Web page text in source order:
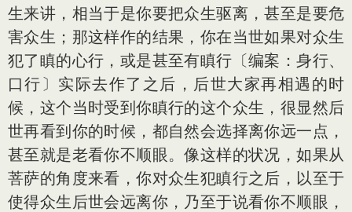
生来讲，相当于是你要把众生驱离，甚至是要危
害众生；那这样作的结果，你在当世如果对众生
犯了瞋的心行，或是甚至有瞋行〔编案：身行、
口行〕实际去作了之后，后世大家再相遇的时
候，这个当时受到你瞋行的这个众生，很显然后
世再看到你的时候，都自然会选择离你远一点，
甚至就是老看你不顺眼。像这样的状况，如果从
菩萨的角度来看，你对众生犯瞋行之后，以至于
使得众生后世会远离你，乃至于说看你不顺眼，